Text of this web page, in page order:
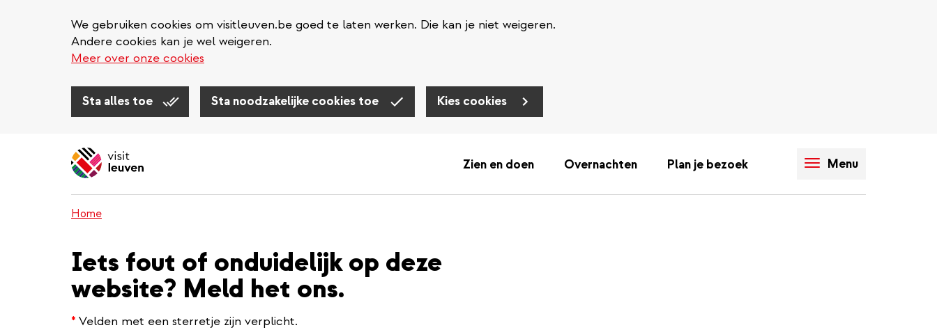
We gebruiken cookies om visitleuven.be goed te laten werken. Die kan je niet weigeren.
Andere cookies kan je wel weigeren.
Meer over onze cookies
Sta alles toe Sta noodzakelijke cookies toe Kies cookies
Zien en doen Overnachten Plan je bezoek Menu
Home
Iets fout of onduidelijk op deze
website? Meld het ons.
* Velden met een sterretje zijn verplicht.